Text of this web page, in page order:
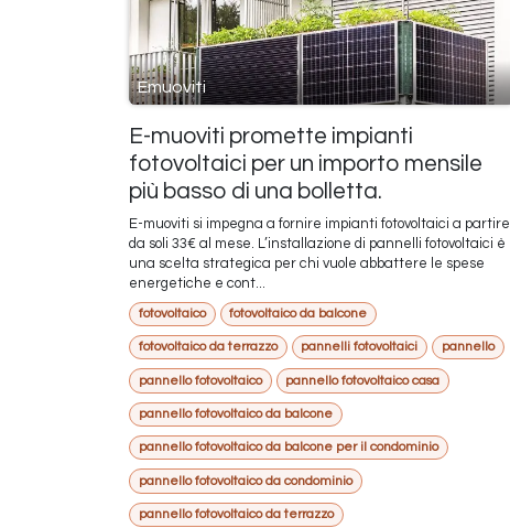
Emuoviti
E-muoviti promette impianti
fotovoltaici per un importo mensile
più basso di una bolletta.
E-muoviti si impegna a fornire impianti fotovoltaici a partire
da soli 33€ al mese. L’installazione di pannelli fotovoltaici è
una scelta strategica per chi vuole abbattere le spese
energetiche e cont...
fotovoltaico fotovoltaico da balcone
fotovoltaico da terrazzo pannelli fotovoltaici pannello
pannello fotovoltaico pannello fotovoltaico casa
pannello fotovoltaico da balcone
pannello fotovoltaico da balcone per il condominio
pannello fotovoltaico da condominio
pannello fotovoltaico da terrazzo